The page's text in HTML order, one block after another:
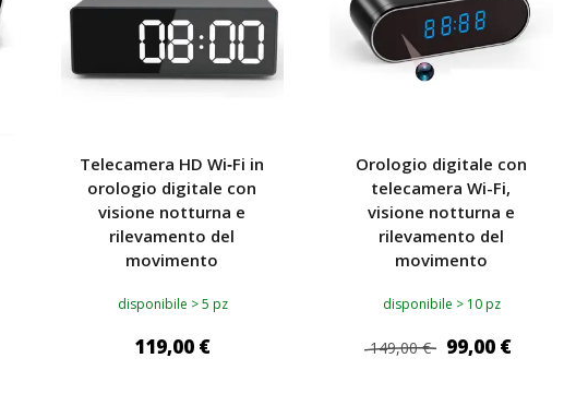
Telecamera HD Wi‑Fi in
orologio digitale con
visione notturna e
rilevamento del
movimento
disponibile > 5 pz
119,00 €
Orologio digitale con
telecamera Wi-Fi,
visione notturna e
rilevamento del
movimento
disponibile > 10 pz
149,00 € 99,00 €